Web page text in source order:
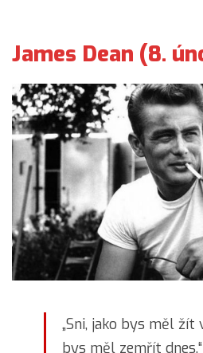
James Dean (8.
„Sni, jako bys měl žít
bys měl zemřít dnes.“